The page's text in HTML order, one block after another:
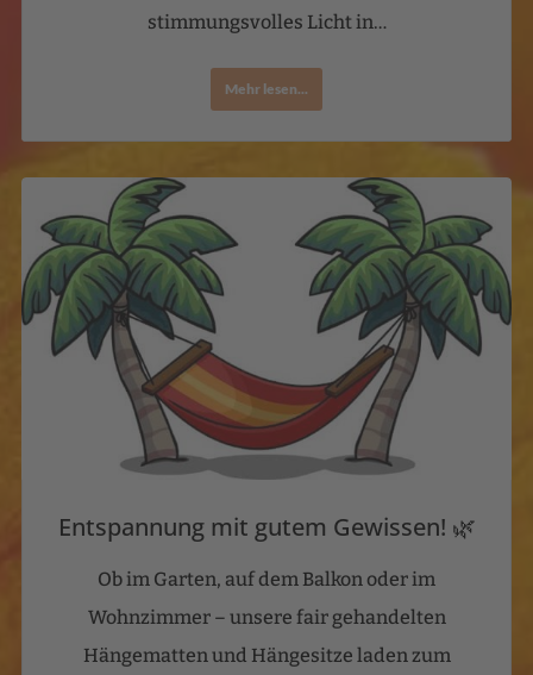
stimmungsvolles Licht in…
Mehr lesen...
Entspannung mit gutem Gewissen! 🌿
Ob im Garten, auf dem Balkon oder im
Wohnzimmer – unsere fair gehandelten
Hängematten und Hängesitze laden zum